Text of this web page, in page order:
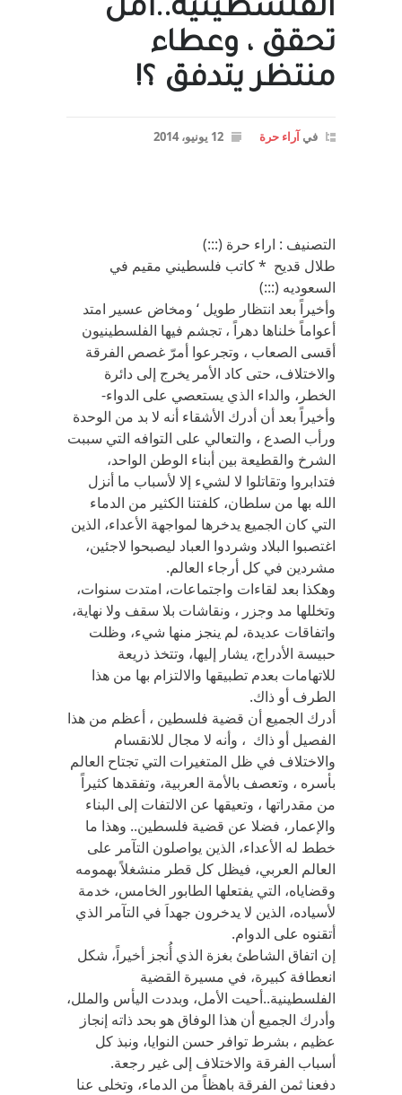
الفلسطينية..أمل
تحقق ، وعطاء
منتظر يتدفق ؟!
فيآراء حرة 12 يونيو، 2014
التصنيف : اراء حرة (:::)
طلال قديح * كاتب فلسطيني مقيم في
السعوديه (:::)
وأخيراً بعد انتظار طويل ‘ ومخاض عسير امتد
أعواماً خلناها دهراً ، تجشم فيها الفلسطينيون
أقسى الصعاب ، وتجرعوا أمرّ غصص الفرقة
والاختلاف، حتى كاد الأمر يخرج إلى دائرة
الخطر، والداء الذي يستعصي على الدواء-
وأخيراً بعد أن أدرك الأشقاء أنه لا بد من الوحدة
ورأب الصدع ، والتعالي على التوافه التي سببت
الشرخ والقطيعة بين أبناء الوطن الواحد،
فتدابروا وتقاتلوا لا لشيء إلا لأسباب ما أنزل
الله بها من سلطان، كلفتنا الكثير من الدماء
التي كان الجميع يدخرها لمواجهة الأعداء، الذين
اغتصبوا البلاد وشردوا العباد ليصبحوا لاجئين،
مشردين في كل أرجاء العالم.
وهكذا بعد لقاءات واجتماعات، امتدت سنوات،
وتخللها مد وجزر ، ونقاشات بلا سقف ولا نهاية،
واتفاقات عديدة، لم ينجز منها شيء، وظلت
حبيسة الأدراج، يشار إليها، وتتخذ ذريعة
للاتهامات بعدم تطبيقها والالتزام بها من هذا
الطرف أو ذاك.
أدرك الجميع أن قضية فلسطين ، أعظم من هذا
الفصيل أو ذاك ، وأنه لا مجال للانقسام
والاختلاف في ظل المتغيرات التي تجتاح العالم
بأسره ، وتعصف بالأمة العربية، وتفقدها كثيراً
من مقدراتها ، وتعيقها عن الالتفات إلى البناء
والإعمار، فضلا عن قضية فلسطين.. وهذا ما
خطط له الأعداء، الذين يواصلون التآمر على
العالم العربي، فيظل كل قطر منشغلاً بهمومه
وقضاياه، التي يفتعلها الطابور الخامس، خدمة
لأسياده، الذين لا يدخرون جهداَ في التآمر الذي
أتقنوه على الدوام.
إن اتفاق الشاطئ بغزة الذي أُنجز أخيراً، شكل
انعطافة كبيرة، في مسيرة القضية
الفلسطينية..أحيت الأمل، وبددت اليأس والملل،
وأدرك الجميع أن هذا الوفاق هو بحد ذاته إنجاز
عظيم ، بشرط توافر حسن النوايا، ونبذ كل
أسباب الفرقة والاختلاف إلى غير رجعة.
دفعنا ثمن الفرقة باهظاً من الدماء، وتخلى عنا